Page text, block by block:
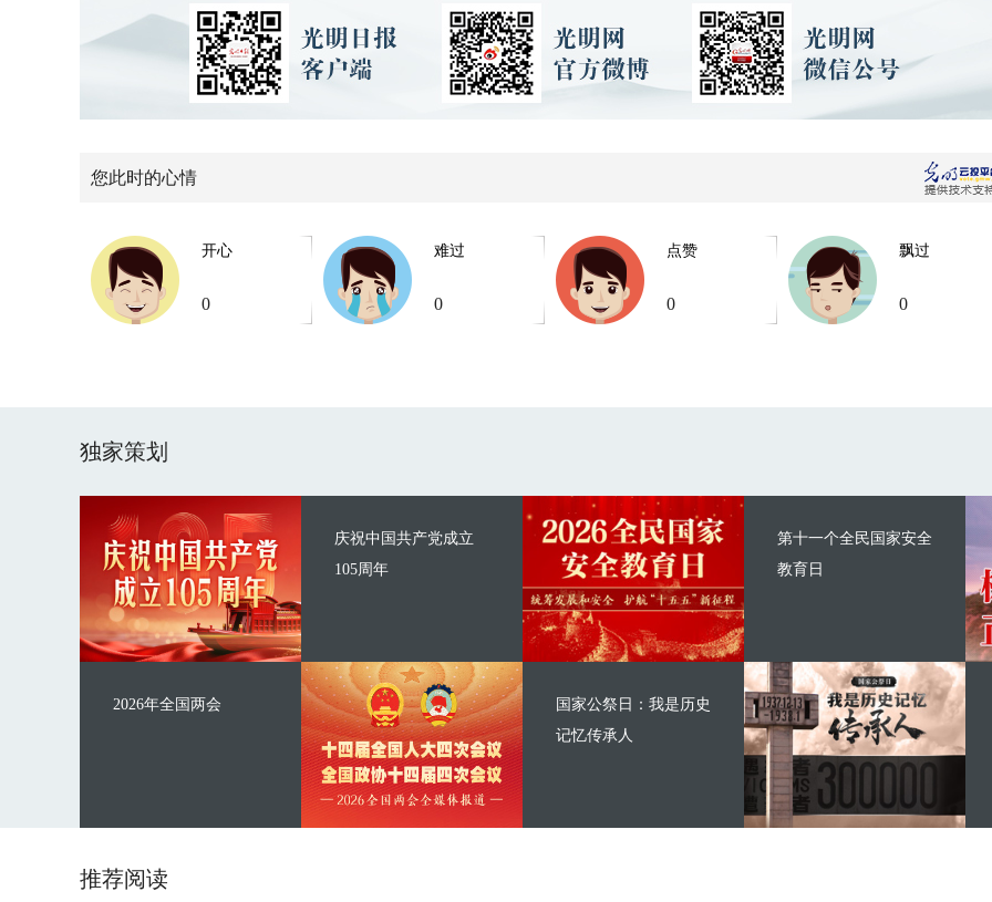
您此时的心情
开心
0
难过
0
点赞
0
飘过
0
独家策划
庆祝中国共产党成立
105周年
2026年全国两会
第十一个全民国家安全
教育日
国家公祭日：我是历史
记忆传承人
推荐阅读